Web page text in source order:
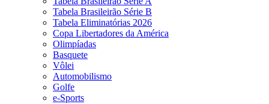
Tabela Brasileirão Série B
Tabela Eliminatórias 2026
Copa Libertadores da América
Olimpíadas
Basquete
Vôlei
Automobilismo
Golfe
e-Sports